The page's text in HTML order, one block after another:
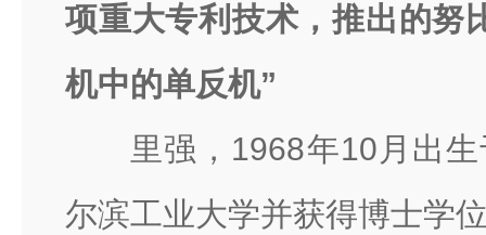
项重大专利技术，推出的努
机中的单反机”
里强，1968年10月出
尔滨工业大学并获得博士学